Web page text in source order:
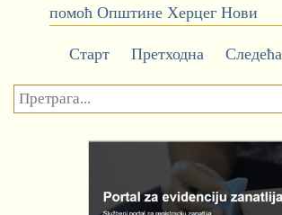
помоћ Општине Херцег Нови
Старт Претходна Следећа